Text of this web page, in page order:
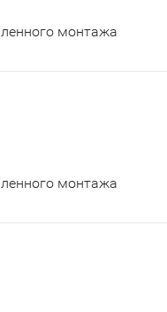
монтажа
монтажа